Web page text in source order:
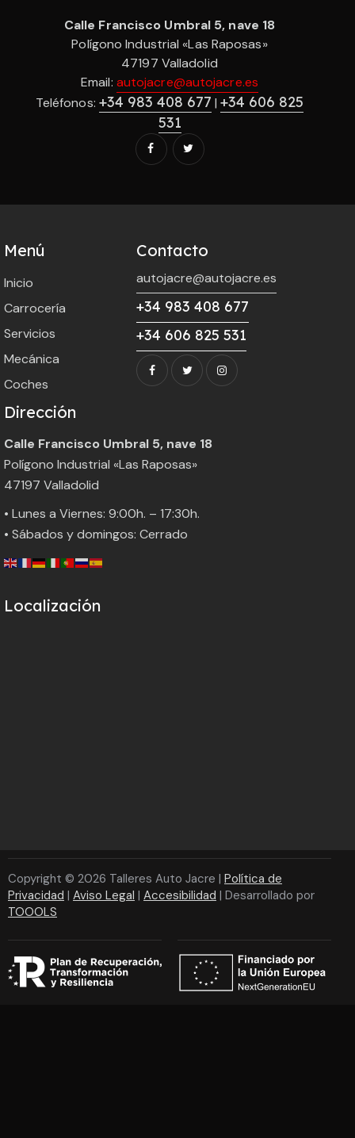
Calle Francisco Umbral 5, nave 18
Polígono Industrial «Las Raposas»
47197 Valladolid
Email: autojacre@autojacre.es
Teléfonos: +34 983 408 677 |+34 606 825
531
Menú
Inicio
Carrocería
Servicios
Mecánica
Coches
Contacto
autojacre@autojacre.es
+34 983 408 677
+34 606 825 531
Dirección
Calle Francisco Umbral 5, nave 18
Polígono Industrial «Las Raposas»
47197 Valladolid
• Lunes a Viernes: 9:00h. – 17:30h.
• Sábados y domingos: Cerrado
Localización
Copyright © 2026 Talleres Auto Jacre | Política de
Privacidad | Aviso Legal | Accesibilidad | Desarrollado por
TOOOLS